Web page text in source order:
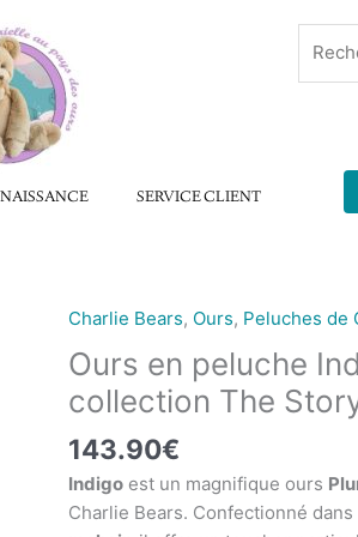
pour :
SERVICE CLIENT
Charlie Bears, Ours, Peluches de
Ours en peluche
collection The
143.90€
Indigo est un magnifique ours
Charlie Bears. Confectionné
quantité
de
Ours
en
peluche
Indigo
Plumo
-